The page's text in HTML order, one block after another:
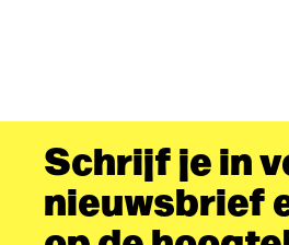
Schrijf je in
nieuwsbrief